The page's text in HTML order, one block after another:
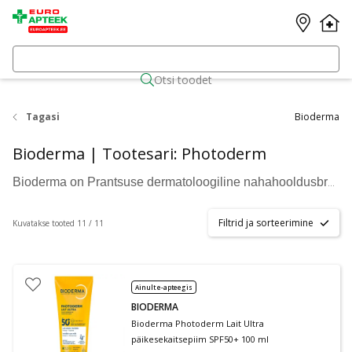
Otsi toodet
Tagasi Bioderma
Bioderma | Tootesari: Photoderm
Bioderma on Prantsuse dermatoloogiline nahahooldusbränd, mida soovitavad dermatoloogid üle maailma. Kaubamärgi tooted on loodud austades naha loomulikku tasakaalu ja bioloogiat, pakkudes lahendusi nii tundlikule, kuivale kui ka rasusele nahale. Bioderma kreemid, mitsellaarvesi, näopesugeelid ja päikesekaitsekreemid ühendavad teaduspõhise lähenemise ja õrnad koostisosad, et toetada naha tervist igapäevaselt.
Kuvatakse tooted 11 / 11 Filtrid ja sorteerimine
Ainult e-apteegis
BIODERMA
Bioderma Photoderm Lait Ultra
päikesekaitsepiim SPF50+ 100 ml